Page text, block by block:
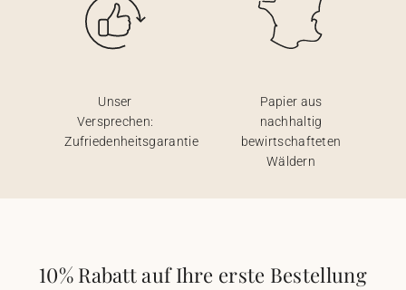
Unser
Versprechen:
Zufriedenheitsgarantie
Papier aus
nachhaltig
bewirtschafteten
Wäldern
10% Rabatt auf Ihre erste Bestellung